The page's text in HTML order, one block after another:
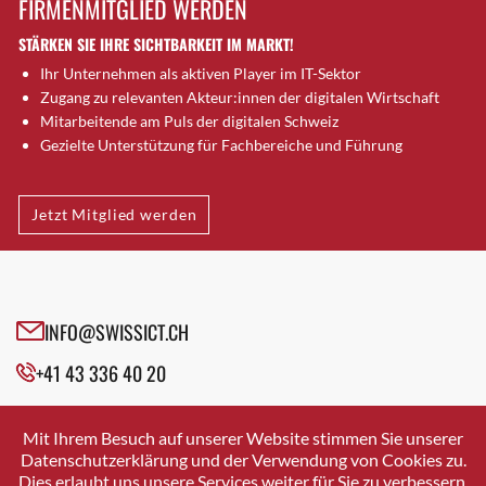
Brütten
Bubendorf
Bubikon
Buchs (SG)
Burgdorf
Bülach
Cazis
Cham
Davos Platz
Davos Platz 1
Dietikon
Dietlikon
FIRMENMITGLIED WERDEN
STÄRKEN SIE IHRE SICHTBARKEIT IM MARKT!
Ihr Unternehmen als aktiven Player im IT-Sektor
Zugang zu relevanten Akteur:innen der digitalen Wirtschaft
Mitarbeitende am Puls der digitalen Schweiz
Gezielte Unterstützung für Fachbereiche und Führung
Jetzt Mitglied werden
INFO@SWISSICT.CH
+41 43 336 40 20
SWISSICT
VULKANSTRASSE 120
8048 ZURICH
Mit Ihrem Besuch auf unserer Website stimmen Sie unserer
Datenschutzerklärung und der Verwendung von Cookies zu.
Dies erlaubt uns unsere Services weiter für Sie zu verbessern.